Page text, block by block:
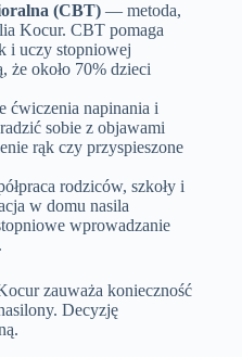
(CBT) — metoda,
Kocur. CBT pomaga
i uczy stopniowej
że około 70% dzieci
ćwiczenia napinania i
sobie z objawami
rąk czy przyspieszone
rodziców, szkoły i
w domu nasila
wprowadzanie
zauważa konieczność
Decyzję